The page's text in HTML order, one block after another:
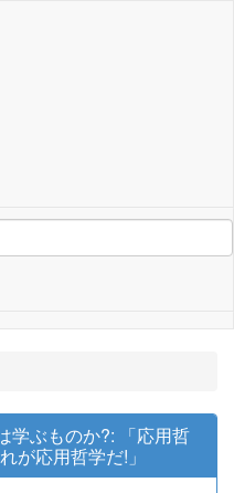
学ぶものか?: 「応用哲
が応用哲学だ!」